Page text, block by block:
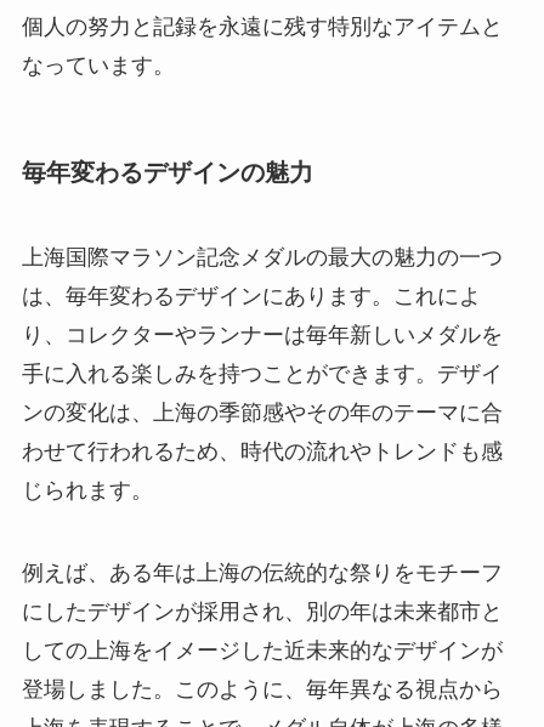
個人の努力と記録を永遠に残す特別なアイテムと
なっています。
毎年変わるデザインの魅力
上海国際マラソン記念メダルの最大の魅力の一つ
は、毎年変わるデザインにあります。これによ
り、コレクターやランナーは毎年新しいメダルを
手に入れる楽しみを持つことができます。デザイ
ンの変化は、上海の季節感やその年のテーマに合
わせて行われるため、時代の流れやトレンドも感
じられます。
例えば、ある年は上海の伝統的な祭りをモチーフ
にしたデザインが採用され、別の年は未来都市と
しての上海をイメージした近未来的なデザインが
登場しました。このように、毎年異なる視点から